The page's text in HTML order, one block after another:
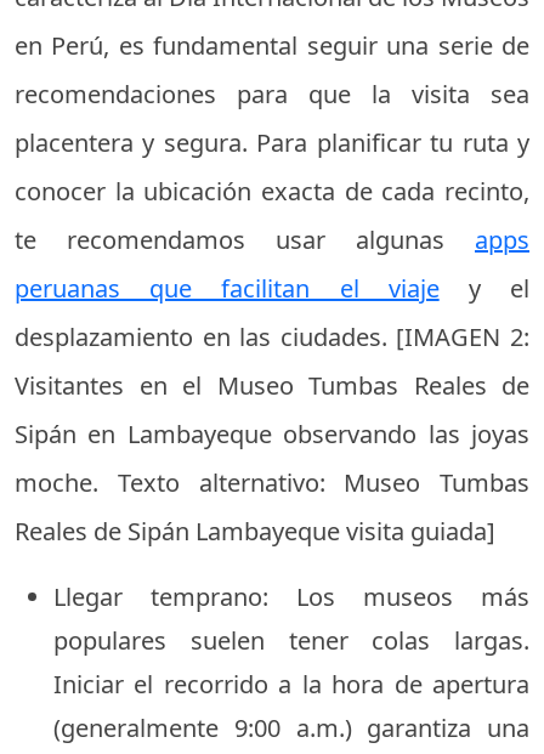
en Perú, es fundamental seguir una serie de
recomendaciones para que la visita sea
placentera y segura. Para planificar tu ruta y
conocer la ubicación exacta de cada recinto,
te recomendamos usar algunas apps
peruanas que facilitan el viajey el
desplazamiento en las ciudades. [IMAGEN 2:
Visitantes en el Museo Tumbas Reales de
Sipán en Lambayeque observando las joyas
moche. Texto alternativo: Museo Tumbas
Reales de Sipán Lambayeque visita guiada]
Llegar temprano: Los museos más
populares suelen tener colas largas.
Iniciar el recorrido a la hora de apertura
(generalmente 9:00 a.m.) garantiza una